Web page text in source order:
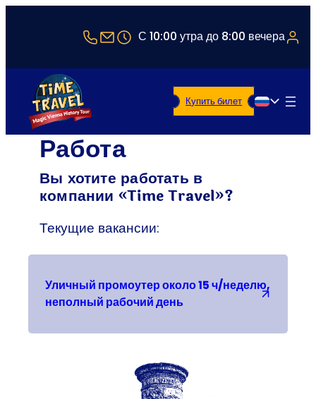
+43 1 5321514
office@timetravel-vienna.at
С 10:00 утра до 8:00 вечера
Русский
Купить билет
Работа
Вы хотите работать в
компании «Time Travel»?
Текущие вакансии:
Уличный промоутер около 15 ч/неделю,
неполный рабочий день (Открывается в